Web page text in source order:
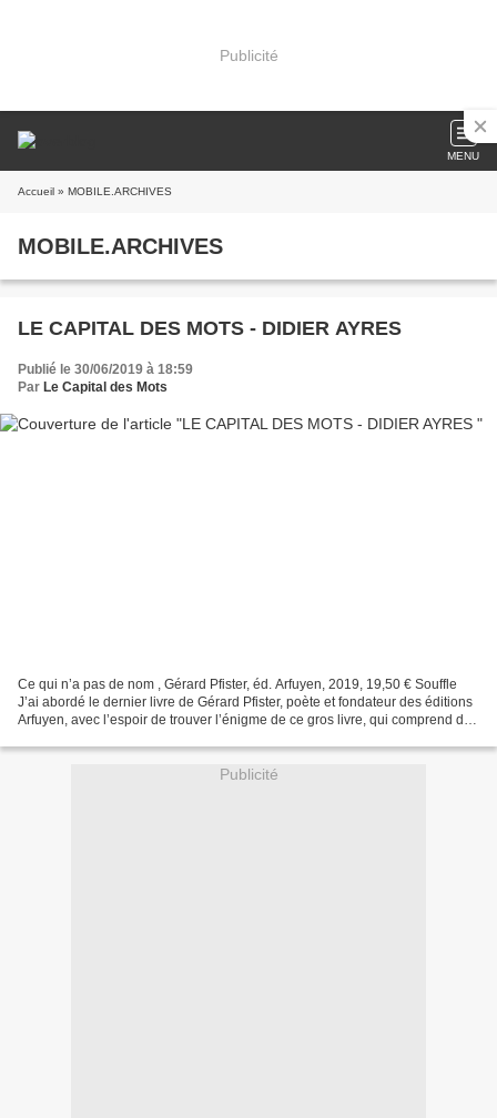
Publicité
MENU
Accueil » MOBILE.ARCHIVES
MOBILE.ARCHIVES
LE CAPITAL DES MOTS - DIDIER AYRES
Publié le 30/06/2019 à 18:59
Par Le Capital des Mots
Ce qui n’a pas de nom , Gérard Pfister, éd. Arfuyen, 2019, 19,50 € Souffle
J’ai abordé le dernier livre de Gérard Pfister, poète et fondateur des éditions
Arfuyen, avec l’espoir de trouver l’énigme de ce gros livre, qui comprend dix
Publicité